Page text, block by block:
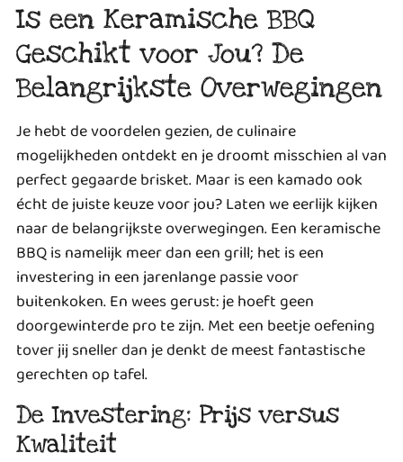
Is een Keramische BBQ
Geschikt voor Jou? De
Belangrijkste Overwegingen
Je hebt de voordelen gezien, de culinaire
mogelijkheden ontdekt en je droomt misschien al van
perfect gegaarde brisket. Maar is een kamado ook
écht de juiste keuze voor jou? Laten we eerlijk kijken
naar de belangrijkste overwegingen. Een keramische
BBQ is namelijk meer dan een grill; het is een
investering in een jarenlange passie voor
buitenkoken. En wees gerust: je hoeft geen
doorgewinterde pro te zijn. Met een beetje oefening
tover jij sneller dan je denkt de meest fantastische
gerechten op tafel.
De Investering: Prijs versus
Kwaliteit